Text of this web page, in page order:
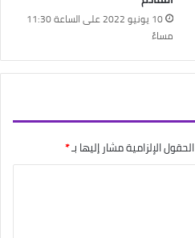
10 يونيو 2022 على الساعة 11:30
مساءً
الحقول الإلزامية مشار إليها بـ*